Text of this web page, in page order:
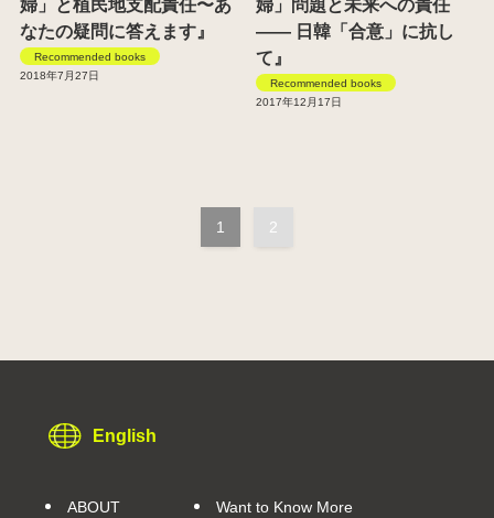
婦」と植民地支配責任〜あ
なたの疑問に答えます』
2018年7月27日
Recommended books
婦」問題と未来への責任
―― 日韓「合意」に抗し
て』
2017年12月17日
Recommended books
1 2
English
ABOUT Want to Know More